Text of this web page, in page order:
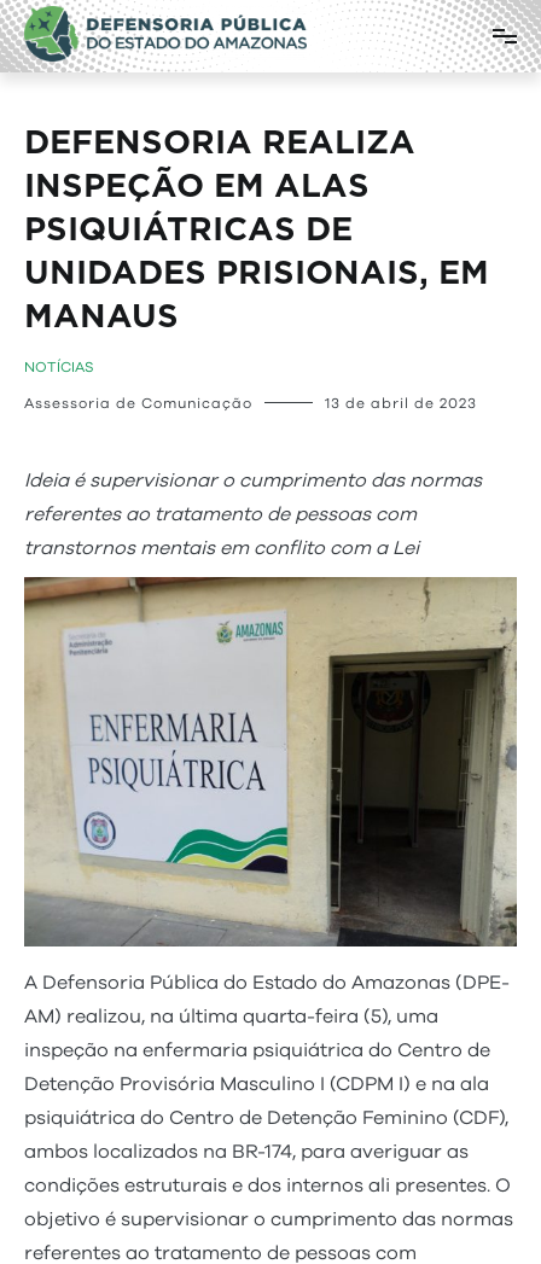
Pular
para
o
conteúdo
Defensoria Pública do Estado do
Amazonas
DEFENSORIA REALIZA
INSPEÇÃO EM ALAS
PSIQUIÁTRICAS DE
UNIDADES PRISIONAIS, EM
MANAUS
NOTÍCIAS
Assessoria de Comunicação 13 de abril de 2023
Ideia é supervisionar o cumprimento das normas
referentes ao tratamento de pessoas com
transtornos mentais em conflito com a Lei
A Defensoria Pública do Estado do Amazonas (DPE-
AM) realizou, na última quarta-feira (5), uma
inspeção na enfermaria psiquiátrica do Centro de
Detenção Provisória Masculino I (CDPM I) e na ala
psiquiátrica do Centro de Detenção Feminino (CDF),
ambos localizados na BR-174, para averiguar as
condições estruturais e dos internos ali presentes. O
objetivo é supervisionar o cumprimento das normas
referentes ao tratamento de pessoas com